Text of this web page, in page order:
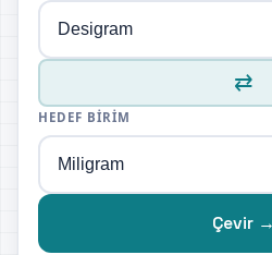
⇄
HEDEF BIRIM
Çevir →